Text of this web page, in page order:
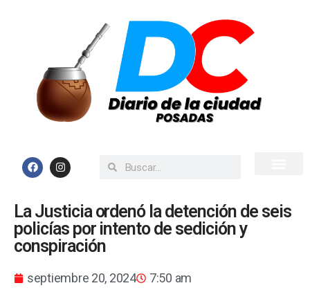
La Justicia ordenó la detención de seis
policías por intento de sedición y
conspiración
septiembre 20, 2024 7:50 am